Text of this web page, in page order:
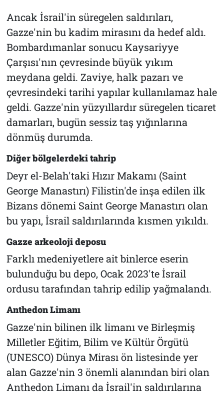
Ancak İsrail'in süregelen saldırıları,
Gazze'nin bu kadim mirasını da hedef aldı.
Bombardımanlar sonucu Kaysariyye
Çarşısı'nın çevresinde büyük yıkım
meydana geldi. Zaviye, halk pazarı ve
çevresindeki tarihi yapılar kullanılamaz hale
geldi. Gazze'nin yüzyıllardır süregelen ticaret
damarları, bugün sessiz taş yığınlarına
dönmüş durumda.
Diğer bölgelerdeki tahrip
Deyr el-Belah'taki Hızır Makamı (Saint
George Manastırı) Filistin'de inşa edilen ilk
Bizans dönemi Saint George Manastırı olan
bu yapı, İsrail saldırılarında kısmen yıkıldı.
Gazze arkeoloji deposu
Farklı medeniyetlere ait binlerce eserin
bulunduğu bu depo, Ocak 2023'te İsrail
ordusu tarafından tahrip edilip yağmalandı.
Anthedon Limanı
Gazze'nin bilinen ilk limanı ve Birleşmiş
Milletler Eğitim, Bilim ve Kültür Örgütü
(UNESCO) Dünya Mirası ön listesinde yer
alan Gazze'nin 3 önemli alanından biri olan
Anthedon Limanı da İsrail'in saldırılarına